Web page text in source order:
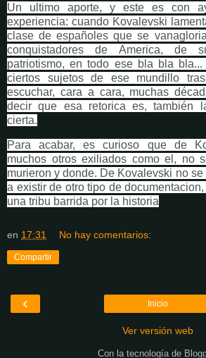
Un ultimo aporte, y este es con
experiencia: cuando Kovalevski
clase de españoles que se
conquistadores de America, de
patriotismo, en todo ese bla bla
ciertos sujetos de ese mundillo
escuchar, cara a cara, muchas
decir que esa retorica es, también
cierta.
Para acabar, es curioso que de
muchos otros exiliados como el, no
murieron y donde. De Kovalevski no
a existir de otro tipo de
una tribu barrida por la historia
en 17:31 No hay comentarios:
Compartir
‹ Inicio
Ver versión web
Con la tecnología de